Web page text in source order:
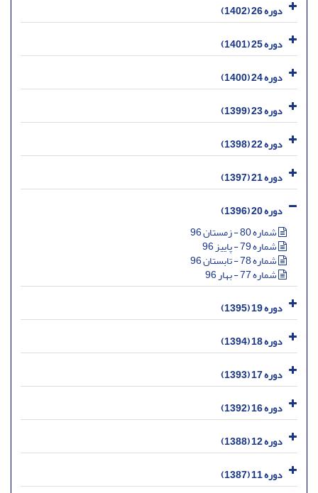
دوره 26 (1402)
دوره 25 (1401)
دوره 24 (1400)
دوره 23 (1399)
دوره 22 (1398)
دوره 21 (1397)
دوره 20 (1396)
شماره 80 - زمستان 96
شماره 79 - پاییز 96
شماره 78 - تابستان 96
شماره 77 - بهار 96
دوره 19 (1395)
دوره 18 (1394)
دوره 17 (1393)
دوره 16 (1392)
دوره 12 (1388)
دوره 11 (1387)